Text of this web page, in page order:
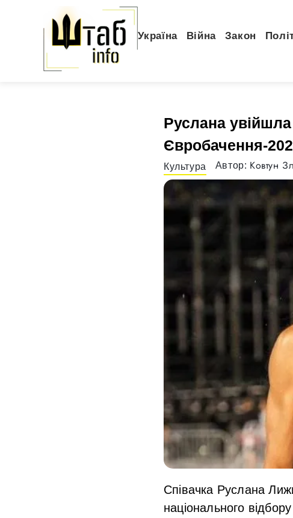
Україна Війна Закон
Руслана
Євробачення-
Культура Автор: Ковтун
Співачка Руслана
національного